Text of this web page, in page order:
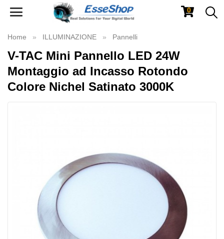
Toggle
0
Home ILLUMINAZIONE Pannelli
V-TAC Mini Pannello LED 24W
Montaggio ad Incasso Rotondo
Colore Nichel Satinato 3000K